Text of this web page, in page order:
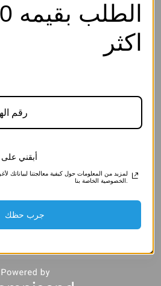
اكسسوار- Access.
2.750د.ك
إجـعلـهـا هـديــة
صناعي)
3.500 د.ك
الوردية(ورد
صناعي)
الملاحظات
اكثر
أبقني على
لمزيد من المعلومات حول كيفية معالجتنا
جرب حظك